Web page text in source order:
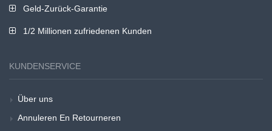
Geld-Zurück-Garantie
1/2 Millionen zufriedenen Kunden
KUNDENSERVICE
Über uns
Annuleren En Retourneren